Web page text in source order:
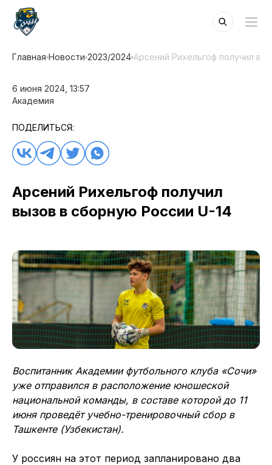
Главная Новости 2023/2024 Арсений Рихельгоф получил
6 июня 2024, 13:57
Академия
ПОДЕЛИТЬСЯ:
Арсений Рихельгоф получил
вызов в сборную России U-14
Воспитанник Академии футбольного клуба «Сочи»
уже отправился в расположение юношеской
национальной команды, в составе которой до 11
июня проведёт учебно-тренировочный сбор в
Ташкенте (Узбекистан).
У россиян на этот период запланировано два